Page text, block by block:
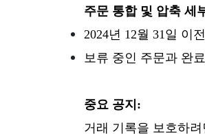
주문 통합 및 압축 세
2024년 12월 31일 이
보류 중인 주문과 완
중요 공지:
거래 기록을 보호하